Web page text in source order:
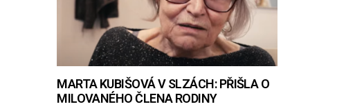
MARTA KUBIŠOVÁ V SLZÁCH: PŘIŠLA O
MILOVANÉHO ČLENA RODINY